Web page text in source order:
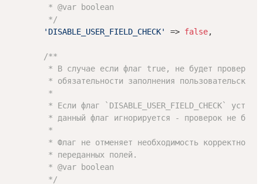
         *
@var boolean
         */
'DISABLE_USER_FIELD_CHECK'
=> false,
/**
         * В случае если флаг true, не будет проверки
* обязательности заполнения пользовательских
         *
* Если флаг `DISABLE_USER_FIELD_CHECK`
* данный флаг игнорируется - проверок не
         *
* Флаг не отменяет необходимость корректного
         * переданных полей.
         *
@var boolean
         */